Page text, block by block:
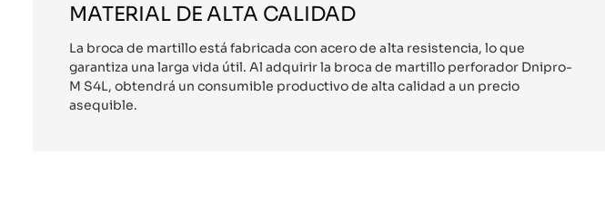
MATERIAL DE ALTA CALIDAD
La broca de martillo está fabricada con acero de alta resistencia, lo que
garantiza una larga vida útil. Al adquirir la broca de martillo perforador Dnipro-
M S4L, obtendrá un consumible productivo de alta calidad a un precio
asequible.